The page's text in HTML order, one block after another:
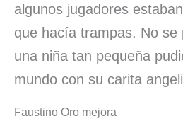
algunos jugadores
que hacía trampas. No se
una niña tan pequeña
mundo con su carita
Faustino Oro mejora